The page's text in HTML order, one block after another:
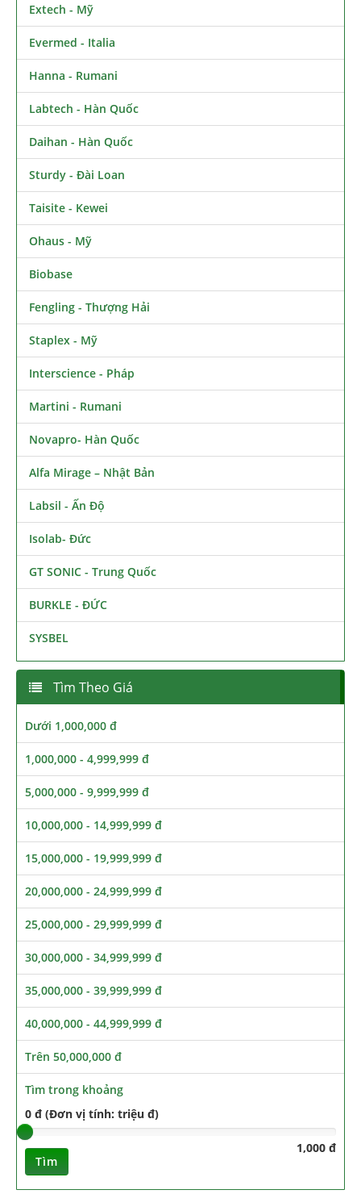
Extech - Mỹ
Evermed - Italia
Hanna - Rumani
Labtech - Hàn Quốc
Daihan - Hàn Quốc
Sturdy - Đài Loan
Taisite - Kewei
Ohaus - Mỹ
Biobase
Fengling - Thượng Hải
Staplex - Mỹ
Interscience - Pháp
Martini - Rumani
Novapro- Hàn Quốc
Alfa Mirage – Nhật Bản
Labsil - Ấn Độ
Isolab- Đức
GT SONIC - Trung Quốc
BURKLE - ĐỨC
SYSBEL
Tìm Theo Giá
Dưới 1,000,000 đ
1,000,000 - 4,999,999 đ
5,000,000 - 9,999,999 đ
10,000,000 - 14,999,999 đ
15,000,000 - 19,999,999 đ
20,000,000 - 24,999,999 đ
25,000,000 - 29,999,999 đ
30,000,000 - 34,999,999 đ
35,000,000 - 39,999,999 đ
40,000,000 - 44,999,999 đ
Trên 50,000,000 đ
Tìm trong khoảng
0 đ (Đơn vị tính: triệu đ)
1,000 đ
Tìm